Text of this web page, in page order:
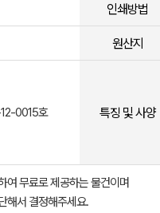
인쇄방법
원산지
0015호 특징 및 사양
여 무료로 제공하는 물건이며
해서 결정해주세요.